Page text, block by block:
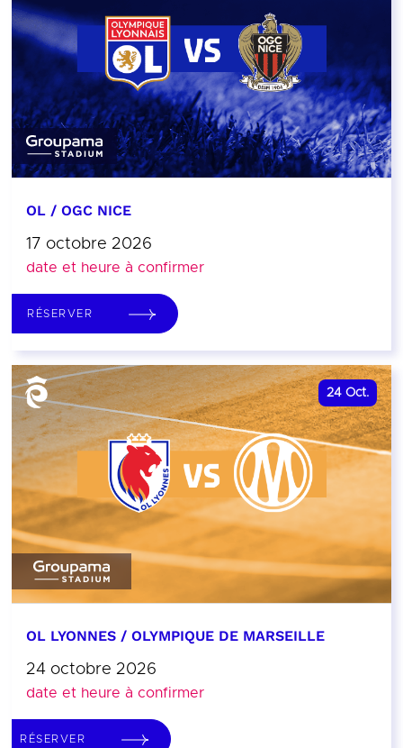
OL / OGC NICE
17 octobre 2026
date et heure à confirmer
RÉSERVER
24 Oct.
OL LYONNES / OLYMPIQUE DE MARSEILLE
24 octobre 2026
date et heure à confirmer
RÉSERVER